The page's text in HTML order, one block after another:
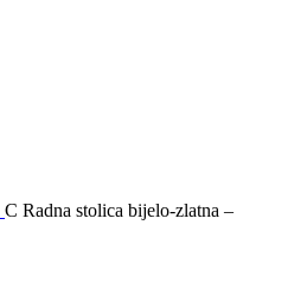
C Radna stolica bijelo-zlatna –